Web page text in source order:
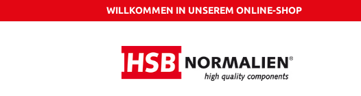
WILLKOMMEN IN UNSEREM ONLINE-SHOP